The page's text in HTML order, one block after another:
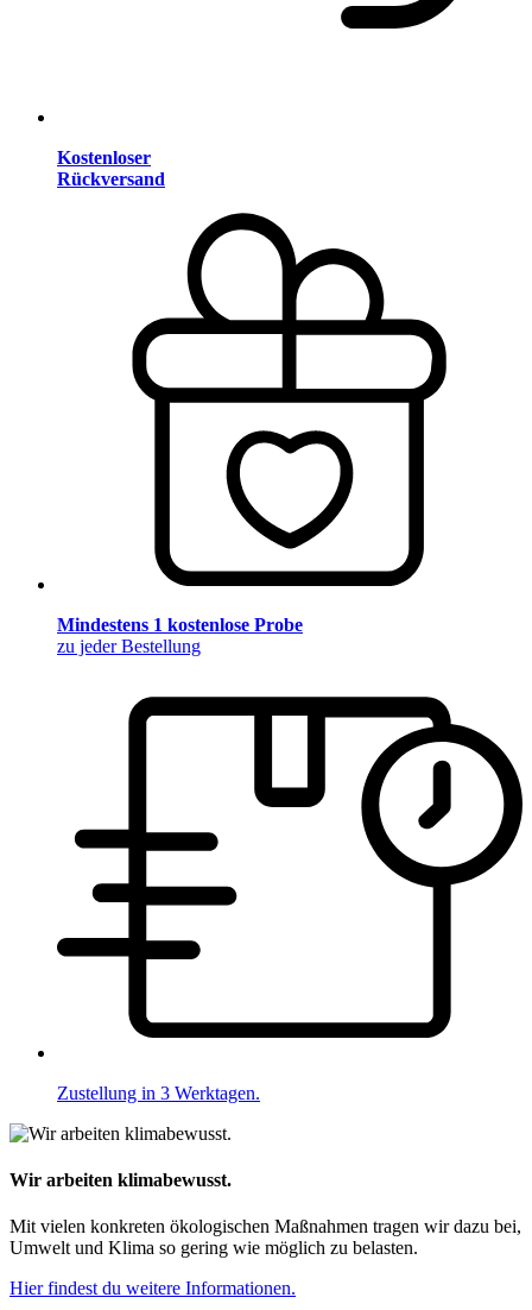
Kostenloser
Rückversand
Mindestens 1 kostenlose Probe
zu jeder Bestellung
Zustellung in 3 Werktagen.
Wir arbeiten klimabewusst.
Mit vielen konkreten ökologischen Maßnahmen tragen wir dazu bei,
Umwelt und Klima so gering wie möglich zu belasten.
Hier findest du weitere Informationen.